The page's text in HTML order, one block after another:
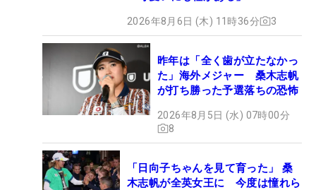
2026年8月6日 (木) 11時36分 3
昨年は「全く歯が立たなかっ
た」海外メジャー 桑木志帆
が打ち勝った予選落ちの恐怖
2026年8月5日 (水) 07時00分
8
「日向子ちゃんを見て育った」 桑
木志帆が全英女王に 今度は憧れら